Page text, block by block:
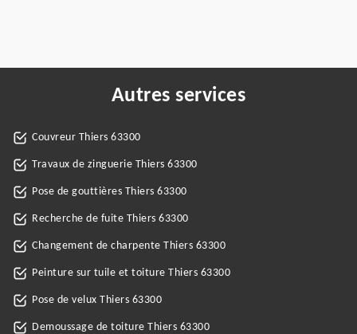
Autres services
Couvreur Thiers 63300
Travaux de zinguerie Thiers 63300
Pose de gouttières Thiers 63300
Recherche de fuite Thiers 63300
Changement de charpente Thiers 63300
Peinture sur tuile et toiture Thiers 63300
Pose de velux Thiers 63300
Demoussage de toiture Thiers 63300